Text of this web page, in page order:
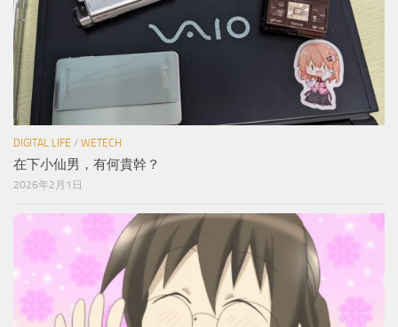
DIGITAL LIFE / WETECH
在下小仙男，有何貴幹？
2026年2月1日